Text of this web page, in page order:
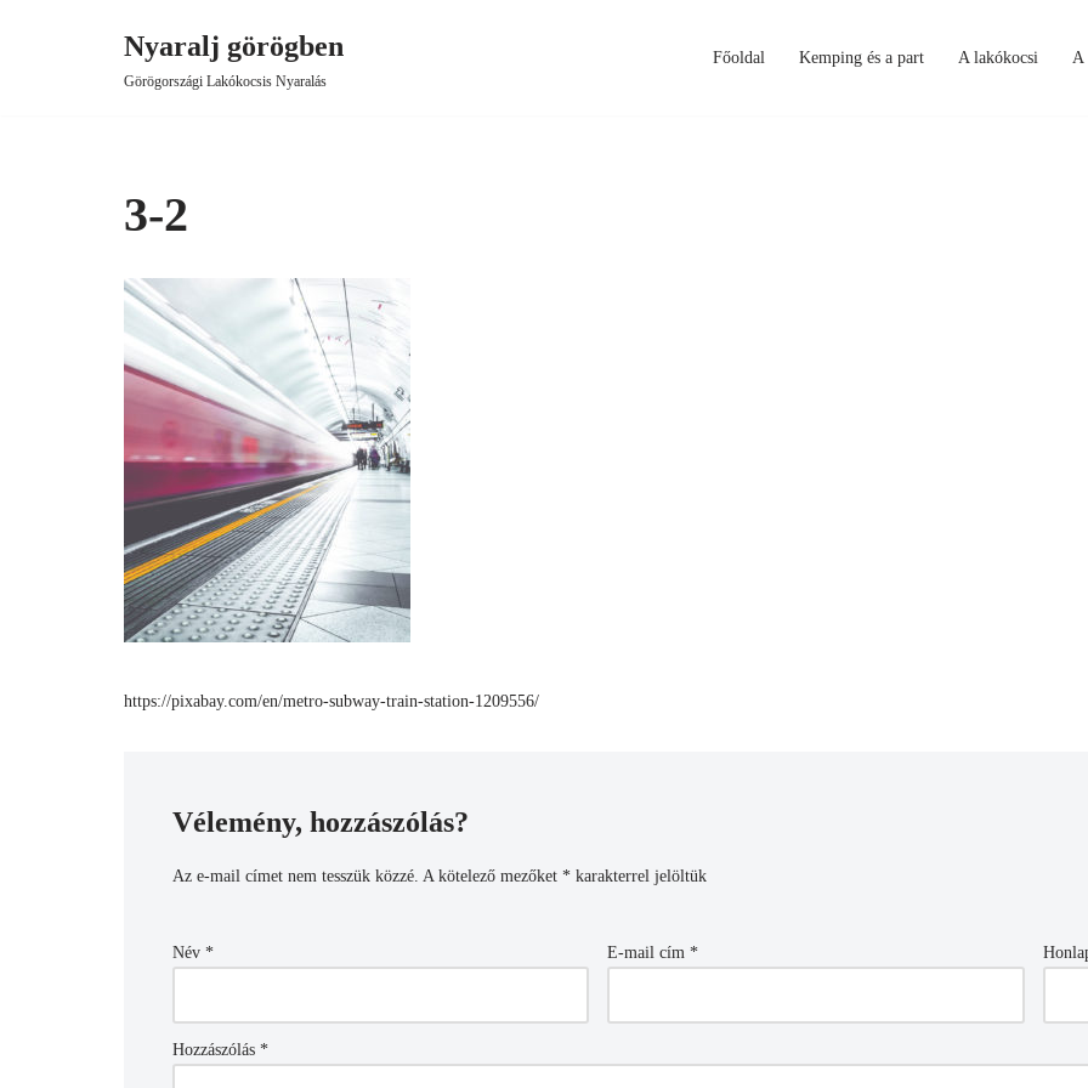
Nyaralj görögben
Görögországi Lakókocsis Nyaralás
Főoldal Kemping és a part A lakókocsi A
3-2
https://pixabay.com/en/metro-subway-train-station-1209556/
Vélemény, hozzászólás?
Az e-mail címet nem tesszük közzé. A kötelező mezőket * karakterrel jelöltük
Név * E-mail cím*
Hozzászólás *